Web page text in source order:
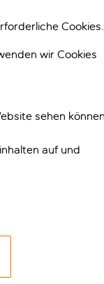
Cookies.
wir Cookies
sehen
auf und